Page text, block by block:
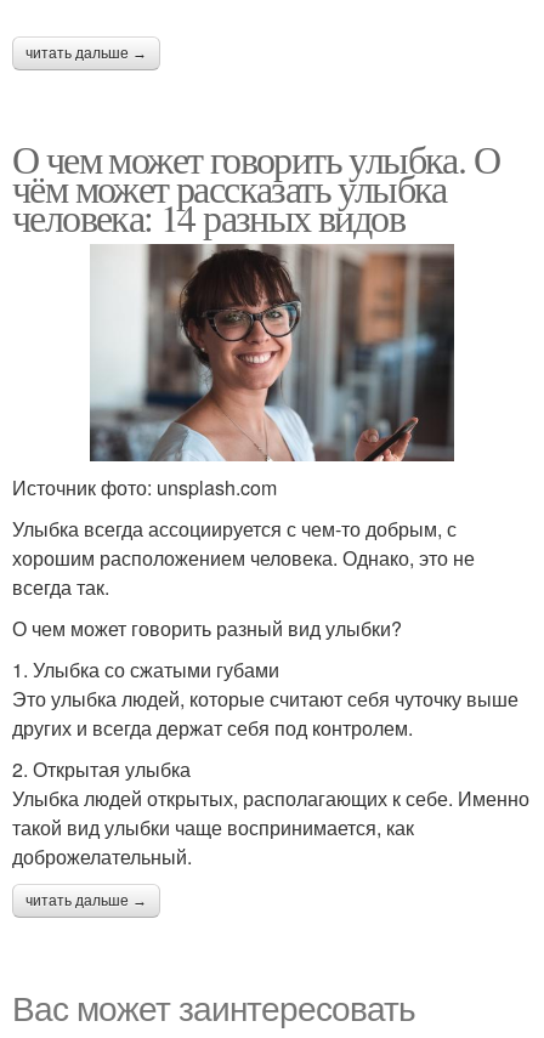
читать дальше →
О чем может говорить улыбка. О
чём может рассказать улыбка
человека: 14 разных видов
Источник фото: unsplash.com
Улыбка всегда ассоциируется с чем-то добрым, с
хорошим расположением человека. Однако, это не
всегда так.
О чем может говорить разный вид улыбки?
1. Улыбка со сжатыми губами
Это улыбка людей, которые считают себя чуточку выше
других и всегда держат себя под контролем.
2. Открытая улыбка
Улыбка людей открытых, располагающих к себе. Именно
такой вид улыбки чаще воспринимается, как
доброжелательный.
читать дальше →
Вас может заинтересовать